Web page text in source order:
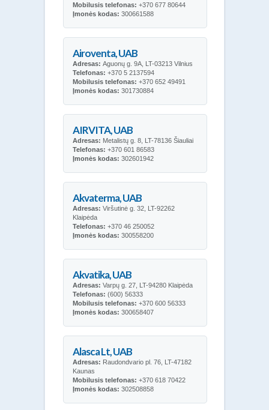
Mobilusis telefonas: +370 677 80644
Įmonės kodas: 300661588
Airoventa, UAB
Adresas: Aguonų g. 9A, LT-03213 Vilnius
Telefonas: +370 5 2137594
Mobilusis telefonas: +370 652 49491
Įmonės kodas: 301730884
AIRVITA, UAB
Adresas: Metalistų g. 8, LT-78136 Šiauliai
Telefonas: +370 601 86583
Įmonės kodas: 302601942
Akvaterma, UAB
Adresas: Viršutinė g. 32, LT-92262
Klaipėda
Telefonas: +370 46 250052
Įmonės kodas: 300558200
Akvatika, UAB
Adresas: Varpų g. 27, LT-94280 Klaipėda
Telefonas: (600) 56333
Mobilusis telefonas: +370 600 56333
Įmonės kodas: 300658407
Alasca Lt, UAB
Adresas: Raudondvario pl. 76, LT-47182
Kaunas
Mobilusis telefonas: +370 618 70422
Įmonės kodas: 302508858